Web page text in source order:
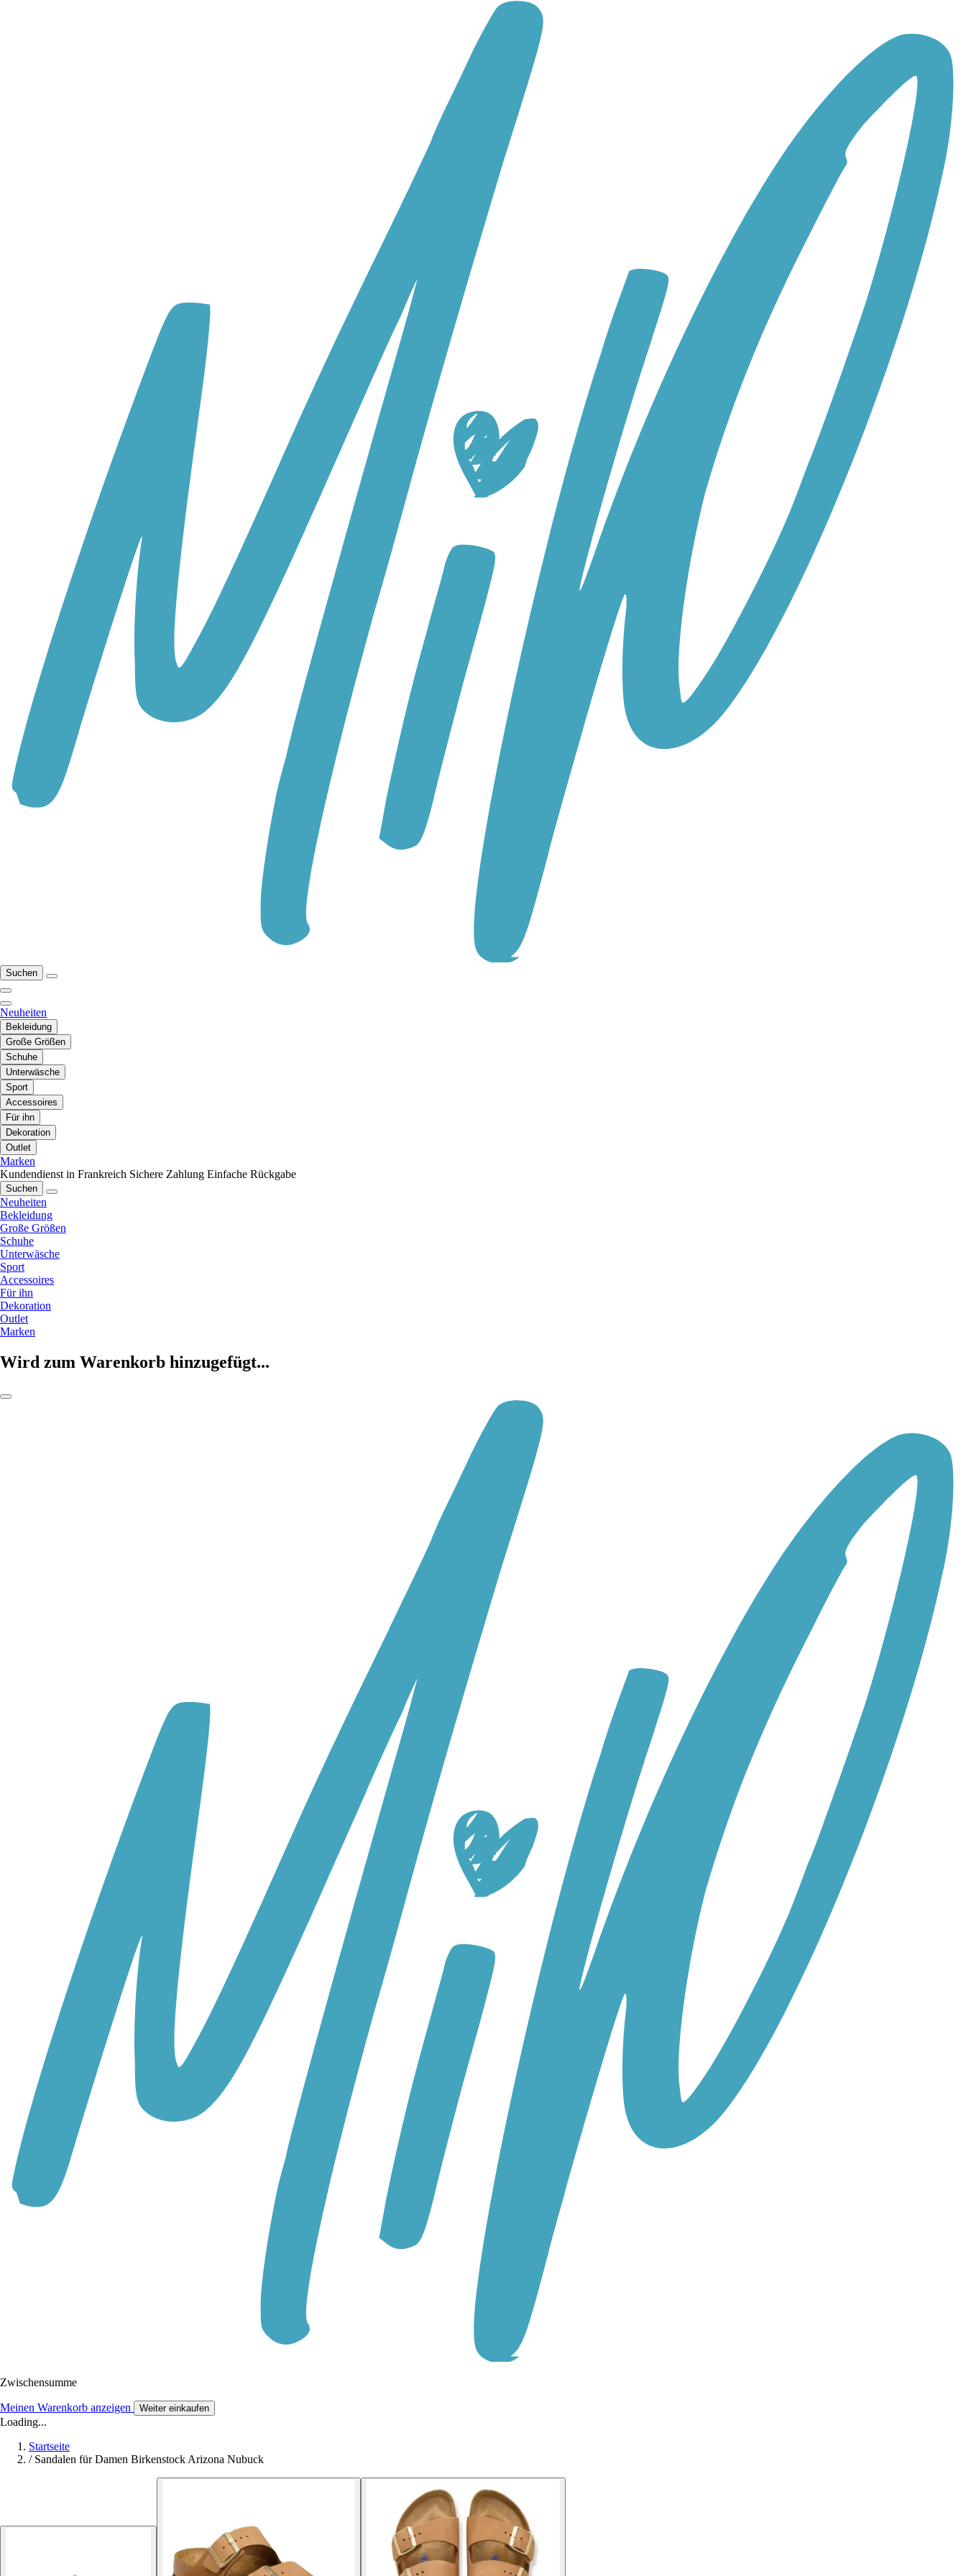
Suchen
Neuheiten
Bekleidung
Große Größen
Schuhe
Unterwäsche
Sport
Accessoires
Für ihn
Dekoration
Outlet
Marken
Kundendienst in Frankreich Sichere Zahlung Einfache Rückgabe
Suchen
Neuheiten
Bekleidung
Große Größen
Schuhe
Unterwäsche
Sport
Accessoires
Für ihn
Dekoration
Outlet
Marken
Wird zum Warenkorb hinzugefügt...
Zwischensumme
Meinen Warenkorb anzeigen Weiter einkaufen
Loading...
Startseite
/ Sandalen für Damen Birkenstock Arizona Nubuck